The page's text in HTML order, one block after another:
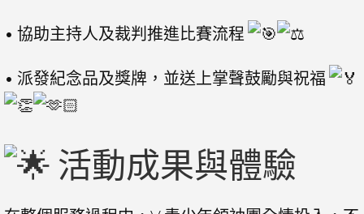
• 協助主持人及裁判推進比賽流程
• 派發紀念品及獎牌，並送上掌聲鼓勵與祝福
活動成果與體驗